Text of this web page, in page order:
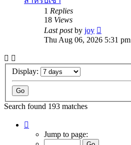
1 Replies
18 Views
Last postby joy
Thu Aug 06, 2026 5:31 pm
Display:
Search found 193 matches
Jump to page: